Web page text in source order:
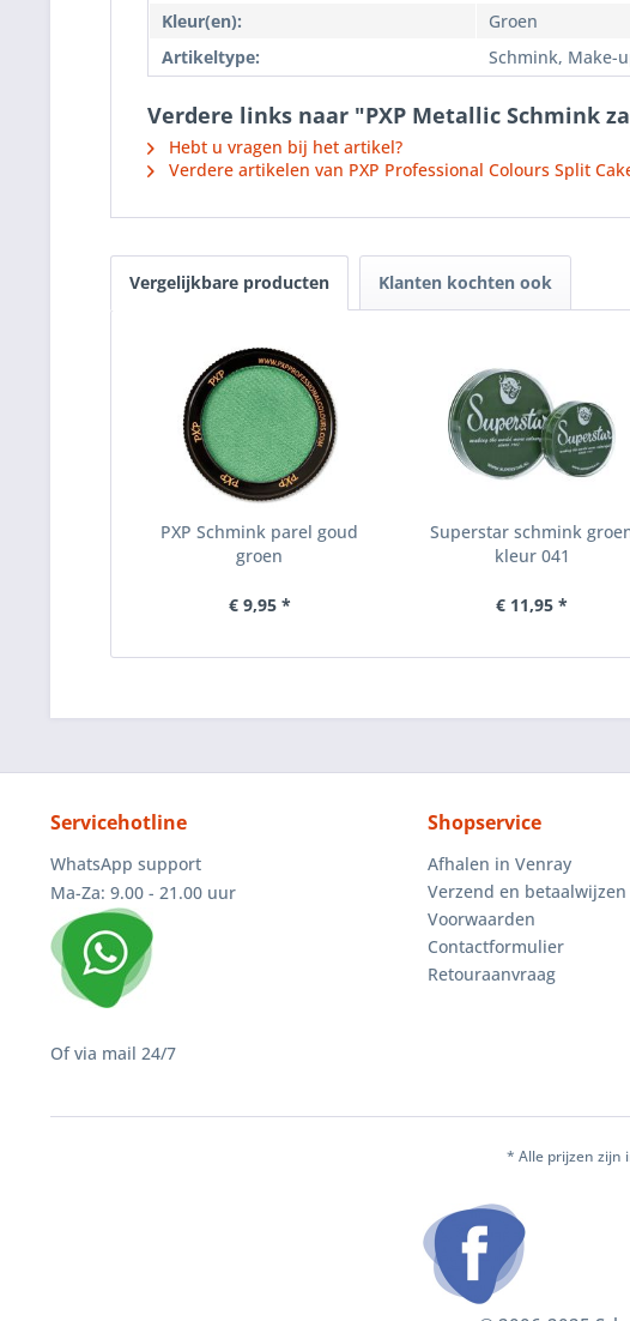
Kleur(en):
Groen
Artikeltype:
Schmink, Make-
Verdere links naar "PXP Metallic Schmink
Hebt u vragen bij het artikel?
Verdere artikelen van PXP Professional Colours Split
Vergelijkbare producten Klanten kochten ook
PXP Schmink parel goud
groen
€ 9,95 *
Superstar schmink
kleur 041
€ 11,95 *
Servicehotline
WhatsApp support
Ma-Za: 9.00 - 21.00 uur
Of via mail 24/7
Shopservice
Afhalen in Venray
Verzend en betaalwijzen
Voorwaarden
Contactformulier
Retouraanvraag
* Alle prijzen zijn